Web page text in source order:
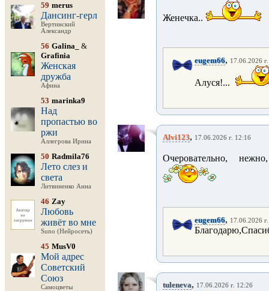
59 merus
Дансинг-герл
Вертинский
Александр
56 Galina_
&
Grafinia
Женская
дружба
Афина
53 marinka9
Над
пропастью во
ржи
Аллегрова Ирина
50 Radmila76
Лето слез и
света
Литвиненко Анна
46 Zay
Любовь
живёт во мне
Suno (Нейросеть)
45 MusV0
Мой адрес
Советский
Союз
Самоцветы
Женечка..
eugem66, 17.06.2026
Алуся!...
Alvi123, 17.06.2026 г. 12:16
Очеровательно,
eugem66, 17.06.2026
tuleneva, 17.06.2026 г. 12:26